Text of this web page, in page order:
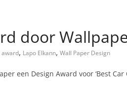
door
award, Lapo Elkann, Wall Paper Design
een Design Award voor ‘Best Car